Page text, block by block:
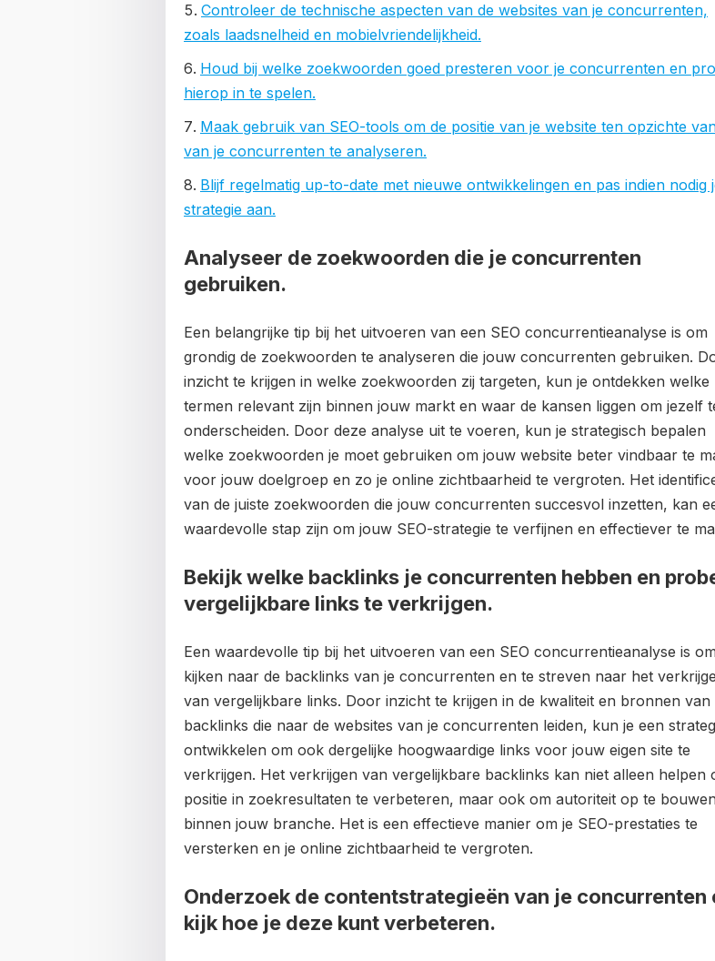
Controleer de technische aspecten van de websites van je concurrenten,
zoals laadsnelheid en mobielvriendelijkheid.
Houd bij welke zoekwoorden goed presteren voor je concurrenten en
hierop in te spelen.
Maak gebruik van SEO-tools om de positie van je website ten opzichte
van je concurrenten te analyseren.
Blijf regelmatig up-to-date met nieuwe ontwikkelingen en pas indien nodig
strategie aan.
Analyseer de zoekwoorden die je concurrenten
gebruiken.
Een belangrijke tip bij het uitvoeren van een SEO concurrentieanalyse is om
grondig de zoekwoorden te analyseren die jouw concurrenten gebruiken.
inzicht te krijgen in welke zoekwoorden zij targeten, kun je ontdekken welke
termen relevant zijn binnen jouw markt en waar de kansen liggen om jezelf
onderscheiden. Door deze analyse uit te voeren, kun je strategisch bepalen
welke zoekwoorden je moet gebruiken om jouw website beter vindbaar te
voor jouw doelgroep en zo je online zichtbaarheid te vergroten. Het
van de juiste zoekwoorden die jouw concurrenten succesvol inzetten, kan
waardevolle stap zijn om jouw SEO-strategie te verfijnen en effectiever te
Bekijk welke backlinks je concurrenten hebben en
vergelijkbare links te verkrijgen.
Een waardevolle tip bij het uitvoeren van een SEO concurrentieanalyse is
kijken naar de backlinks van je concurrenten en te streven naar het
van vergelijkbare links. Door inzicht te krijgen in de kwaliteit en bronnen van
backlinks die naar de websites van je concurrenten leiden, kun je een
ontwikkelen om ook dergelijke hoogwaardige links voor jouw eigen site te
verkrijgen. Het verkrijgen van vergelijkbare backlinks kan niet alleen helpen
positie in zoekresultaten te verbeteren, maar ook om autoriteit op te bouwen
binnen jouw branche. Het is een effectieve manier om je SEO-prestaties te
versterken en je online zichtbaarheid te vergroten.
Onderzoek de contentstrategieën van je concurrenten
kijk hoe je deze kunt verbeteren.